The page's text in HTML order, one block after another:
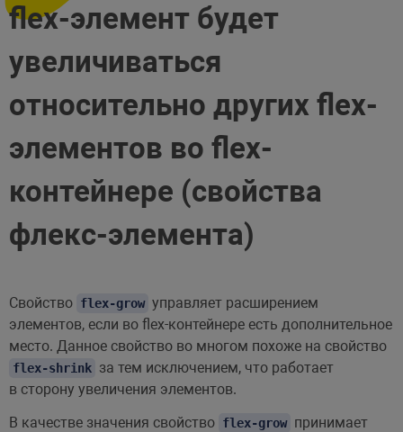
flex-элемент будет
увеличиваться
относительно других flex-
элементов во flex-
контейнере (свойства
флекс-элемента)
Свойство flex-grow управляет расширением
элементов, если во flex-контейнере есть дополнительное
место. Данное свойство во многом похоже на свойство
flex-shrink за тем исключением, что работает
в сторону увеличения элементов.
В качестве значения свойство flex-grow принимает